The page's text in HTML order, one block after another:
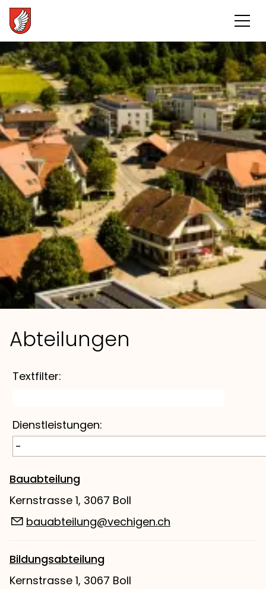
Abteilungen
Textfilter:
Dienstleistungen:
Bauabteilung
Kernstrasse 1, 3067 Boll
bauabteilung@vechigen.ch
Bildungsabteilung
Kernstrasse 1, 3067 Boll